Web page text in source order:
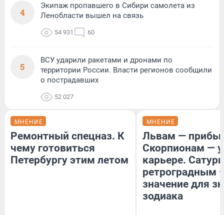
4
Экипаж пропавшего в Сибири самолета из
Ленобласти вышел на связь
54 931 60
5
ВСУ ударили ракетами и дронами по
территории России. Власти регионов сообщили
о пострадавших
52 027
МНЕНИЕ
Ремонтный спецназ. К
чему готовиться
Петербургу этим летом
МНЕНИЕ
Львам —
Скорпионам —
карьере.
ретроградным
значение для
зодиака